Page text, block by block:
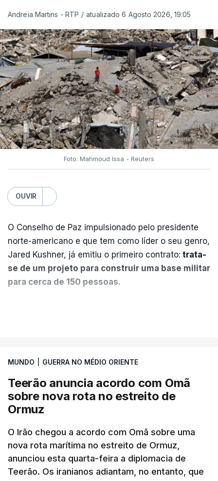
Andreia Martins - RTP / atualizado 6 Agosto 2026, 19:05
Foto: Mahmoud Issa - Reuters
OUVIR
O Conselho de Paz impulsionado pelo presidente
norte-americano e que tem como líder o seu genro,
Jared Kushner, já emitiu o primeiro contrato: trata-
se de um projeto para construir uma base militar
para cerca de 150 pessoas.
que já colaborou com a Administração norte-
americana em projetos no Médio Oriente,
nomeadamente no Iraque.
militar deverá ficar nos 60 por cento de
território de Gaza que Israel controla e a cerca
de 1,5 quilómetros da fronteira com Israel.
Permite, desta forma, uma extração rápida em
MUNDO GUERRA NO MÉDIO ORIENTE
Teerão anuncia acordo com Omã
sobre nova rota no estreito de
Ormuz
O Irão chegou a acordo com Omã sobre uma
nova rota marítima no estreito de Ormuz,
anunciou esta quarta-feira a diplomacia de
Teerão. Os iranianos adiantam, no entanto, que